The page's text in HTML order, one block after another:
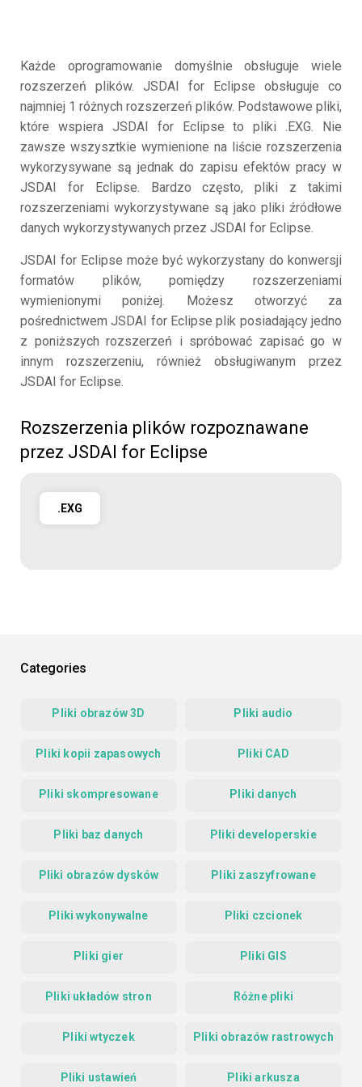
Każde oprogramowanie domyślnie obsługuje wiele
rozszerzeń plików. JSDAI for Eclipse obsługuje co
najmniej 1 różnych rozszerzeń plików. Podstawowe pliki,
które wspiera JSDAI for Eclipse to pliki .EXG. Nie
zawsze wszysztkie wymienione na liście rozszerzenia
wykorzysywane są jednak do zapisu efektów pracy w
JSDAI for Eclipse. Bardzo często, pliki z takimi
rozszerzeniami wykorzystywane są jako pliki źródłowe
danych wykorzystywanych przez JSDAI for Eclipse.
JSDAI for Eclipse może być wykorzystany do konwersji
formatów plików, pomiędzy rozszerzeniami
wymienionymi poniżej. Możesz otworzyć za
pośrednictwem JSDAI for Eclipse plik posiadający jedno
z poniższych rozszerzeń i spróbować zapisać go w
innym rozszerzeniu, również obsługiwanym przez
JSDAI for Eclipse.
Rozszerzenia plików rozpoznawane
przez JSDAI for Eclipse
.EXG
Categories
Pliki obrazów 3D Pliki audio
Pliki kopii zapasowych Pliki CAD
Pliki skompresowane Pliki danych
Pliki baz danych Pliki developerskie
Pliki obrazów dysków Pliki zaszyfrowane
Pliki wykonywalne Pliki czcionek
Pliki gier Pliki GIS
Pliki układów stron Różne pliki
Pliki wtyczek Pliki obrazów rastrowych
Pliki ustawień Pliki arkusza